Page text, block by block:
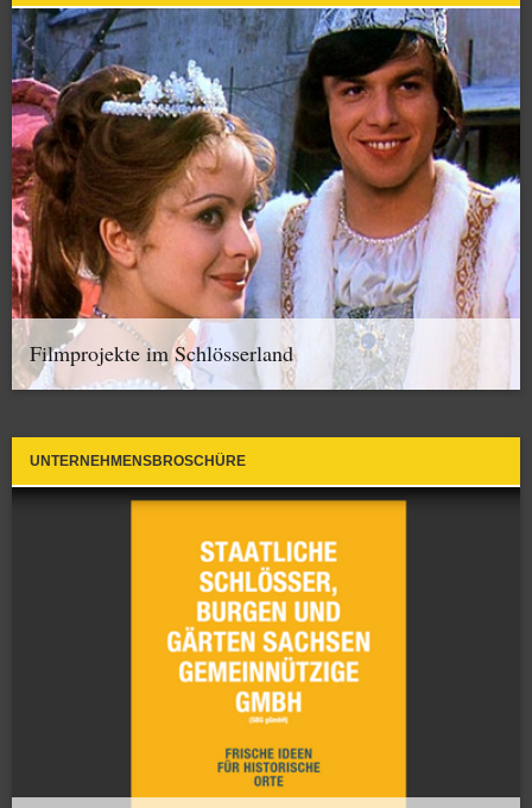
Filmprojekte im Schlösserland
UNTERNEHMENSBROSCHÜRE